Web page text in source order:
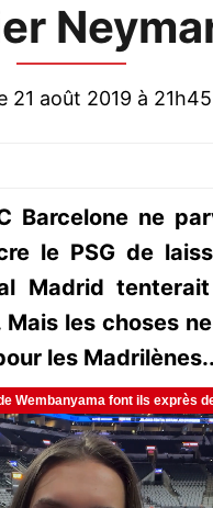
21 août 2019 à 21h45
Barcelone ne
le PSG de
Madrid tenterait
les choses
les